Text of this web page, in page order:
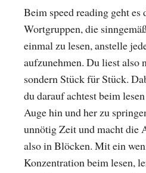
Beim speed reading geht es
Wortgruppen, die
einmal zu lesen, anstelle
aufzunehmen. Du liest
sondern Stück für Stück.
du darauf achtest beim
Auge hin und her zu
unnötig Zeit und macht die
also in Blöcken. Mit ein
Konzentration beim lesen,